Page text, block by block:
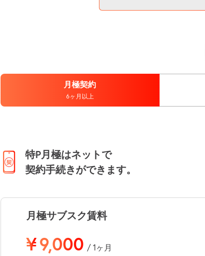
月極契約
6ヶ月以上
特P月極はネットで
契約手続きができます。
月極サブスク賃料
¥9,000 / 1ヶ月